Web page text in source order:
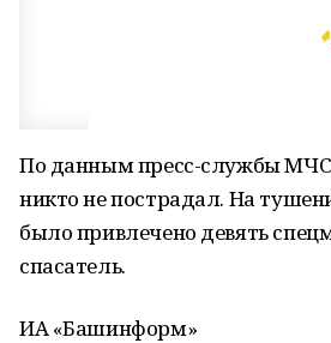
По данным пресс-службы МЧС
никто не пострадал. На
было привлечено девять
спасатель.
ИА «Башинформ»